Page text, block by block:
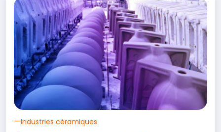
Industries céramiques